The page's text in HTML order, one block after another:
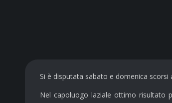
Si è disputata sabato e domenica scorsi
Nel capoluogo laziale ottimo risultato